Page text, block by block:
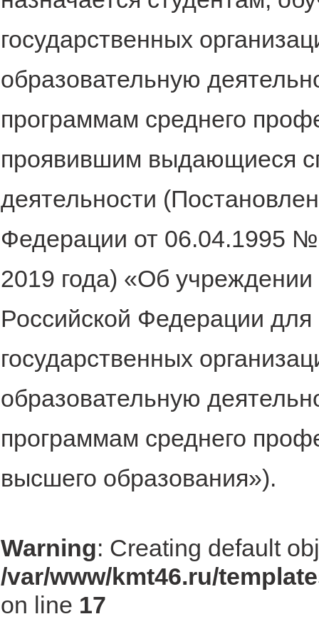
государственных
образовательную
программам среднего
проявившим выдающиеся
деятельности
Федерации от 06.04.1995
2019 года) «Об
Российской Федерации для
государственных
образовательную
программам среднего
высшего образования»).
Warning: Creating default
/var/www/kmt46.ru/
on line 17